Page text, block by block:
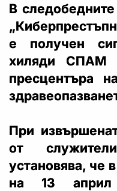
В
е получен
хиляди СПАМ
пресцентъра
При
от
установява, че
на 13 април